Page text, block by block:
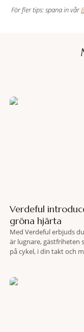
För fler tips: spana in vår
Verdeful
gröna hjärta
Med Verdeful erbjuds
är lugnare, gästfriheten
på cykel, i din takt och
travel när det